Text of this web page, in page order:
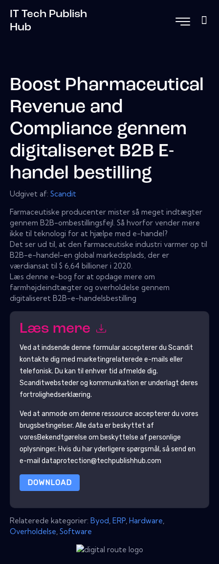
IT Tech Publish
Hub
Boost Pharmaceutical
Revenue and
Compliance gennem
digitaliseret B2B E-
handel bestilling
Udgivet af: Scandit
Farmaceutiske producenter mister så meget indtægter
gennem B2B-ombestillingsfejl. Så hvorfor vender mere
ikke til teknologi for at hjælpe med e-handel?
Det ser ud til, at den farmaceutiske industri varmer op til
B2B-e-handel-en global markedsplads, der er
værdiansat til $ 6,64 billioner i 2020.
Læs denne e-bog for at opdage mere om
farmhøjdeindtægter og overholdelse gennem
digitaliseret B2B-e-handelsbestilling
Læs mere
Ved at indsende denne formular accepterer du Scandit
kontakte dig med marketingrelaterede e-mails eller
telefonisk. Du kan til enhver tid afmelde dig.
Scanditwebsteder og kommunikation er underlagt deres
fortrolighedserklæring.
Ved at anmode om denne ressource accepterer du vores
brugsbetingelser. Alle data er beskyttet af
voresBekendtgørelse om beskyttelse af personlige
oplysninger. Hvis du har yderligere spørgsmål, så send en
e-mail dataprotection@techpublishhub.com
DOWNLOAD
Relaterede kategorier: Byod ERP Hardware
Overholdelse Software